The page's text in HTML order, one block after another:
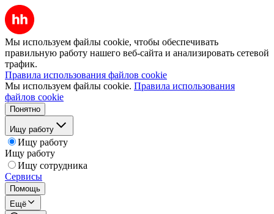
Мы используем файлы cookie, чтобы обеспечивать
правильную работу нашего веб-сайта и анализировать сетевой
трафик.
Правила использования файлов cookie
Мы используем файлы cookie. Правила использования
файлов cookie
Понятно
Ищу работу
Ищу работу
Ищу работу
Ищу сотрудника
Сервисы
Помощь
Ещё